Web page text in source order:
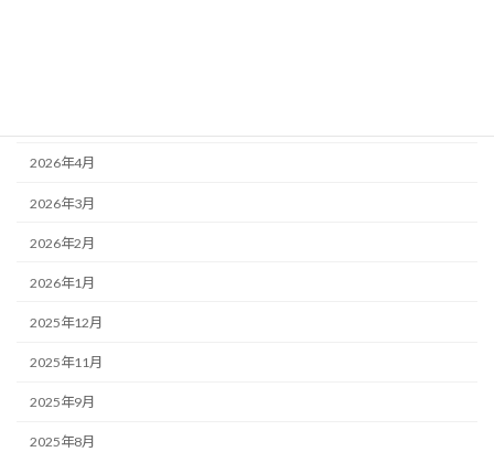
2026年4月
2026年3月
2026年2月
2026年1月
2025年12月
2025年11月
2025年9月
2025年8月